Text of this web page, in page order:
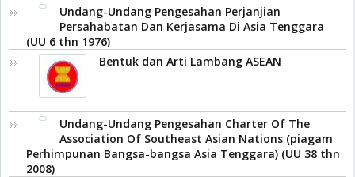
Undang-Undang Pengesahan Perjanjian
Persahabatan Dan Kerjasama Di Asia Tenggara
(UU 6 thn 1976)
Bentuk dan Arti Lambang ASEAN
Undang-Undang Pengesahan Charter Of The
Association Of Southeast Asian Nations (piagam
Perhimpunan Bangsa-bangsa Asia Tenggara) (UU 38 thn
2008)